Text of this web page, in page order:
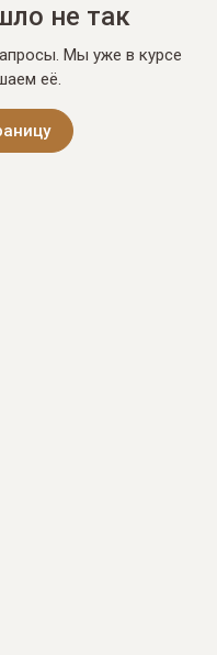
не так
Мы уже в курсе
её.